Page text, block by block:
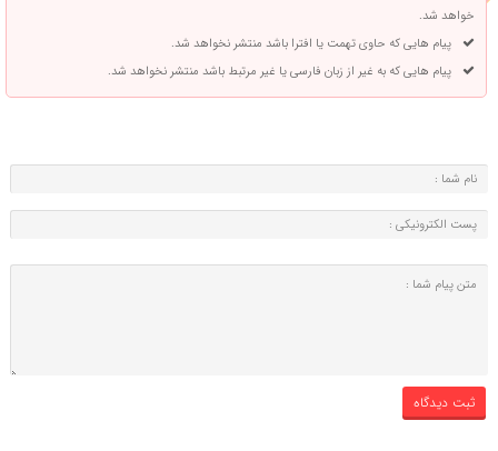
خواهد شد.
پیام هایی که حاوی تهمت یا افترا باشد منتشر نخواهد شد.
پیام هایی که به غیر از زبان فارسی یا غیر مرتبط باشد منتشر نخواهد شد.